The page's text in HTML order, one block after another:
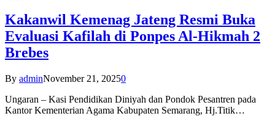
Kakanwil Kemenag Jateng Resmi Buka
Evaluasi Kafilah di Ponpes Al-Hikmah 2
Brebes
By adminNovember 21, 20250
Ungaran – Kasi Pendidikan Diniyah dan Pondok Pesantren pada
Kantor Kementerian Agama Kabupaten Semarang, Hj.Titik…